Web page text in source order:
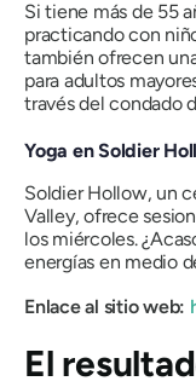
Si tiene más de 55
practicando con
también ofrecen
para adultos
través del condado
Yoga en Soldier
Soldier Hollow, un
Valley, ofrece
los miércoles.
energías en medio
Enlace al sitio web:
El